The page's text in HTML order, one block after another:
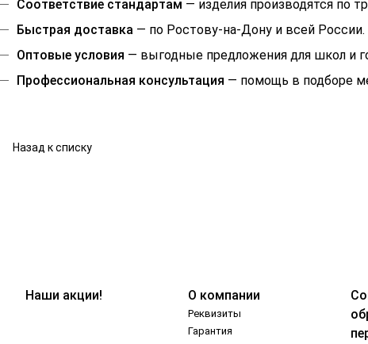
Соответствие стандартам — изделия производятся по
Быстрая доставка — по Ростову-на-Дону и всей России.
Оптовые условия — выгодные предложения для школ и
Профессиональная консультация — помощь в подборе
Назад к списку
Наши акции! О компании
Реквизиты
Гарантия